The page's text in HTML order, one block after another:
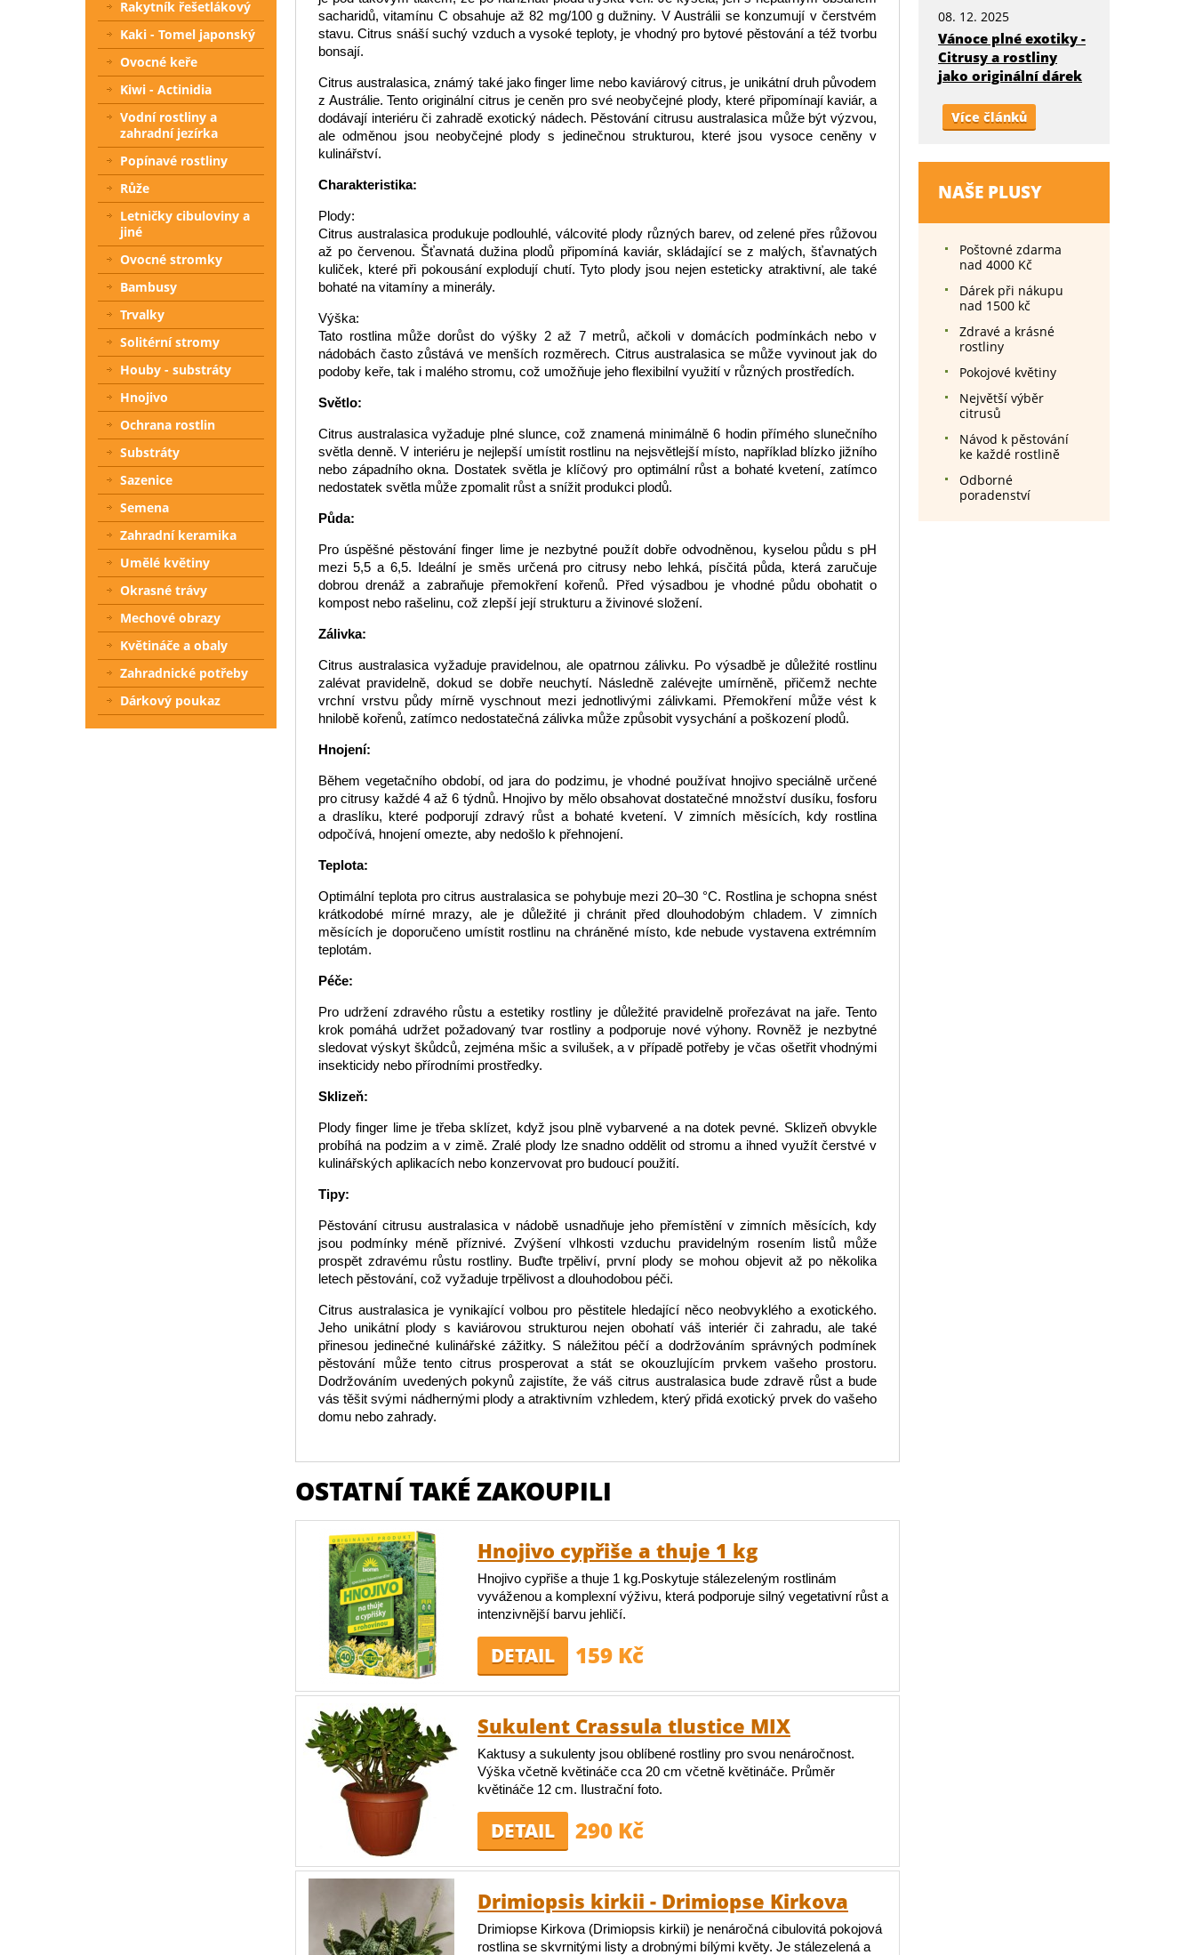
sacharidů, vitamínu C obsahuje až 82 mg/100 g dužniny. V Austrálii se konzumují v čerstvém
stavu. Citrus snáší suchý vzduch a vysoké teploty, je vhodný pro bytové pěstování a též tvorbu
bonsají.
Citrus australasica, známý také jako finger lime nebo kaviárový citrus, je unikátní druh původem
z Austrálie. Tento originální citrus je ceněn pro své neobyčejné plody, které připomínají kaviár, a
dodávají interiéru či zahradě exotický nádech. Pěstování citrusu australasica může být výzvou,
ale odměnou jsou neobyčejné plody s jedinečnou strukturou, které jsou vysoce ceněny v
kulinářství.
Charakteristika:
Plody:
Citrus australasica produkuje podlouhlé, válcovité plody různých barev, od zelené přes růžovou
až po červenou. Šťavnatá dužina plodů připomíná kaviár, skládající se z malých, šťavnatých
kuliček, které při pokousání explodují chutí. Tyto plody jsou nejen esteticky atraktivní, ale také
bohaté na vitamíny a minerály.
Výška:
Tato rostlina může dorůst do výšky 2 až 7 metrů, ačkoli v domácích podmínkách nebo v
nádobách často zůstává ve menších rozměrech. Citrus australasica se může vyvinout jak do
podoby keře, tak i malého stromu, což umožňuje jeho flexibilní využití v různých prostředích.
Světlo:
Citrus australasica vyžaduje plné slunce, což znamená minimálně 6 hodin přímého slunečního
světla denně. V interiéru je nejlepší umístit rostlinu na nejsvětlejší místo, například blízko jižního
nebo západního okna. Dostatek světla je klíčový pro optimální růst a bohaté kvetení, zatímco
nedostatek světla může zpomalit růst a snížit produkci plodů.
Půda:
Pro úspěšné pěstování finger lime je nezbytné použít dobře odvodněnou, kyselou půdu s pH
mezi 5,5 a 6,5. Ideální je směs určená pro citrusy nebo lehká, písčitá půda, která zaručuje
dobrou drenáž a zabraňuje přemokření kořenů. Před výsadbou je vhodné půdu obohatit o
kompost nebo rašelinu, což zlepší její strukturu a živinové složení.
Zálivka:
Citrus australasica vyžaduje pravidelnou, ale opatrnou zálivku. Po výsadbě je důležité rostlinu
zalévat pravidelně, dokud se dobře neuchytí. Následně zalévejte umírněně, přičemž nechte
vrchní vrstvu půdy mírně vyschnout mezi jednotlivými zálivkami. Přemokření může vést k
hnilobě kořenů, zatímco nedostatečná zálivka může způsobit vysychání a poškození plodů.
Hnojení:
Během vegetačního období, od jara do podzimu, je vhodné používat hnojivo speciálně určené
pro citrusy každé 4 až 6 týdnů. Hnojivo by mělo obsahovat dostatečné množství dusíku, fosforu
a draslíku, které podporují zdravý růst a bohaté kvetení. V zimních měsících, kdy rostlina
odpočívá, hnojení omezte, aby nedošlo k přehnojení.
Teplota:
Optimální teplota pro citrus australasica se pohybuje mezi 20–30 °C. Rostlina je schopna snést
krátkodobé mírné mrazy, ale je důležité ji chránit před dlouhodobým chladem. V zimních
měsících je doporučeno umístit rostlinu na chráněné místo, kde nebude vystavena extrémním
teplotám.
Péče:
Pro udržení zdravého růstu a estetiky rostliny je důležité pravidelně prořezávat na jaře. Tento
krok pomáhá udržet požadovaný tvar rostliny a podporuje nové výhony. Rovněž je nezbytné
sledovat výskyt škůdců, zejména mšic a svilušek, a v případě potřeby je včas ošetřit vhodnými
insekticidy nebo přírodními prostředky.
Sklizeň:
Plody finger lime je třeba sklízet, když jsou plně vybarvené a na dotek pevné. Sklizeň obvykle
probíhá na podzim a v zimě. Zralé plody lze snadno oddělit od stromu a ihned využít čerstvé v
kulinářských aplikacích nebo konzervovat pro budoucí použití.
Tipy:
Pěstování citrusu australasica v nádobě usnadňuje jeho přemístění v zimních měsících, kdy
jsou podmínky méně příznivé. Zvýšení vlhkosti vzduchu pravidelným rosením listů může
prospět zdravému růstu rostliny. Buďte trpěliví, první plody se mohou objevit až po několika
letech pěstování, což vyžaduje trpělivost a dlouhodobou péči.
Citrus australasica je vynikající volbou pro pěstitele hledající něco neobvyklého a exotického.
Jeho unikátní plody s kaviárovou strukturou nejen obohatí váš interiér či zahradu, ale také
přinesou jedinečné kulinářské zážitky. S náležitou péčí a dodržováním správných podmínek
pěstování může tento citrus prosperovat a stát se okouzlujícím prvkem vašeho prostoru.
Dodržováním uvedených pokynů zajistíte, že váš citrus australasica bude zdravě růst a bude
vás těšit svými nádhernými plody a atraktivním vzhledem, který přidá exotický prvek do vašeho
domu nebo zahrady.
OSTATNÍ TAKÉ ZAKOUPILI
Hnojivo cypřiše a thuje 1 kg
Hnojivo cypřiše a thuje 1 kg.Poskytuje stálezeleným rostlinám
vyváženou a komplexní výživu, která podporuje silný vegetativní růst a
intenzivnější barvu jehličí.
DETAIL 159 Kč
Sukulent Crassula tlustice MIX
Kaktusy a sukulenty jsou oblíbené rostliny pro svou nenáročnost.
Výška včetně květináče cca 20 cm včetně květináče. Průměr
květináče 12 cm. Ilustrační foto.
DETAIL 290 Kč
Drimiopsis kirkii - Drimiopse Kirkova
Drimiopse Kirkova (Drimiopsis kirkii) je nenáročná cibulovitá pokojová
rostlina se skvrnitými listy a drobnými bílými květy. Je stálezelená a
08. 12. 2025
Vánoce plné exotiky -
Citrusy a rostliny
jako originální dárek
Více článků
NAŠE PLUSY
Poštovné zdarma
nad 4000 Kč
Dárek při nákupu
nad 1500 kč
Zdravé a krásné
rostliny
Pokojové květiny
Největší výběr
citrusů
Návod k pěstování
ke každé rostlině
Odborné
poradenství
Rakytník řešetlákový
Kaki - Tomel japonský
Ovocné keře
Kiwi - Actinidia
Vodní rostliny a
zahradní jezírka
Popínavé rostliny
Růže
Letničky cibuloviny a
jiné
Ovocné stromky
Bambusy
Trvalky
Solitérní stromy
Houby - substráty
Hnojivo
Ochrana rostlin
Substráty
Sazenice
Semena
Zahradní keramika
Umělé květiny
Okrasné trávy
Mechové obrazy
Květináče a obaly
Zahradnické potřeby
Dárkový poukaz